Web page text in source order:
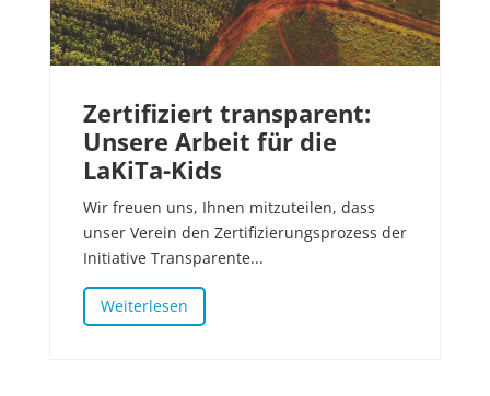
Zertifiziert transparent:
Unsere Arbeit für die
LaKiTa-Kids
Wir freuen uns, Ihnen mitzuteilen, dass
unser Verein den Zertifizierungsprozess der
Initiative Transparente...
Weiterlesen